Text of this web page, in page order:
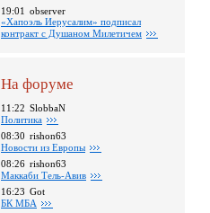
19:01 observer
«Хапоэль Иерусалим» подписал
контракт с Душаном Милетичем
На форуме
11:22 SlobbaN
Политика
08:30 rishon63
Новости из Европы
08:26 rishon63
Маккаби Тель-Авив
16:23 Got
БК МБА